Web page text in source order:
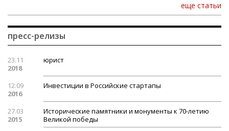
еще статьи
пресс-релизы
23.11
2018
юрист
12.09
2016
Инвестиции в Российские стартапы
27.03
2015
Исторические памятники и монументы к 70-летию
Великой победы